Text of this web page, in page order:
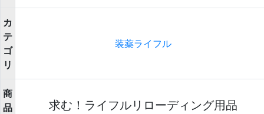
カ
テ
ゴ
リ
装薬ライフル
商
品
求む！ライフルリローディング用品